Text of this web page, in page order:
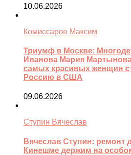
10.06.2026
Комиссаров Максим
Триумф в Москве:
Иванова Мария
самых красивых женщин
Россию в США
09.06.2026
Ступин Вячеслав
Вячеслав Ступин: ремонт
Кинешме держим на